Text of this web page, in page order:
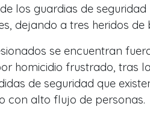
los guardias de
dejando a tres heridos de
se encuentran
homicidio frustrado, tras
de seguridad que
con alto flujo de personas.